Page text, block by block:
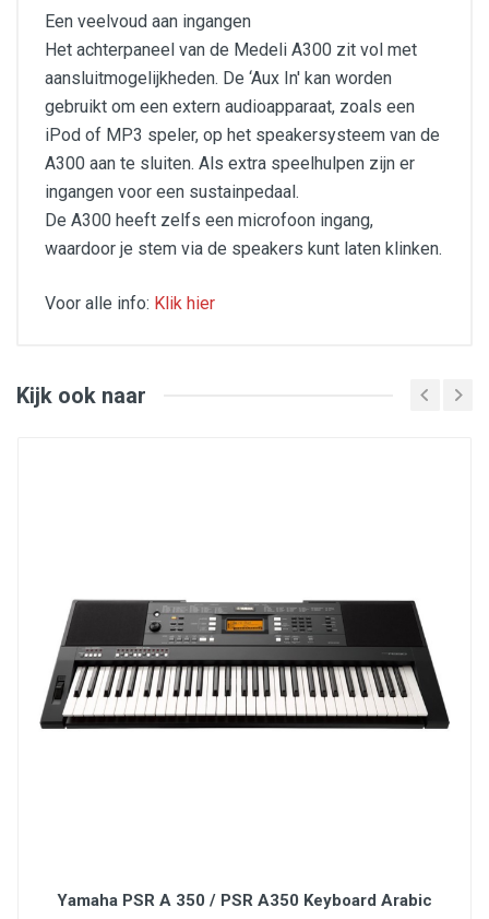
Een veelvoud aan ingangen
Het achterpaneel van de Medeli A300 zit vol met
aansluitmogelijkheden. De ‘Aux In' kan worden
gebruikt om een extern audioapparaat, zoals een
iPod of MP3 speler, op het speakersysteem van de
A300 aan te sluiten. Als extra speelhulpen zijn er
ingangen voor een sustainpedaal.
De A300 heeft zelfs een microfoon ingang,
waardoor je stem via de speakers kunt laten klinken.
Voor alle info: Klik hier
Display: LCD
Polyfonie: 64
MIDI: USB-MIDI
Netvoeding: DC 12 volt/2000mA of 6 AA batteries
Speakers: 2 x 35 watt, 4 Ohm
Afmetingen: 970 x 370 x 142 mm (bxdxh)
Gewicht: 6,75 kg zonder batterijen
Meegeleverd: Stroomadapter (MAD 12/2000),
bladmuziekhouder, handleiding
Kijk ook naar
Yamaha PSR A 350 / PSR A350 Keyboard Arabic